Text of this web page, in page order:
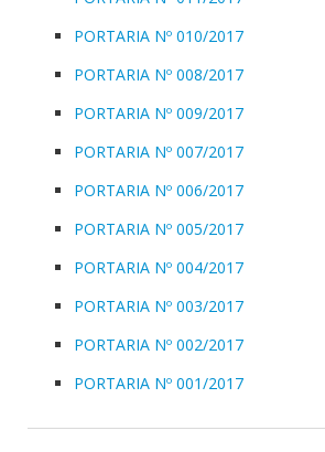
PORTARIA Nº 010/2017
PORTARIA Nº 008/2017
PORTARIA Nº 009/2017
PORTARIA Nº 007/2017
PORTARIA Nº 006/2017
PORTARIA Nº 005/2017
PORTARIA Nº 004/2017
PORTARIA Nº 003/2017
PORTARIA Nº 002/2017
PORTARIA Nº 001/2017